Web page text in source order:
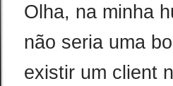
Olha, na minha
não seria uma
existir um client